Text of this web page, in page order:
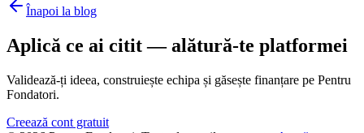
Înapoi la blog
Aplică ce ai citit — alătură-te platformei
Validează-ți ideea, construiește echipa și găsește finanțare pe Pentru
Fondatori.
Creează cont gratuit